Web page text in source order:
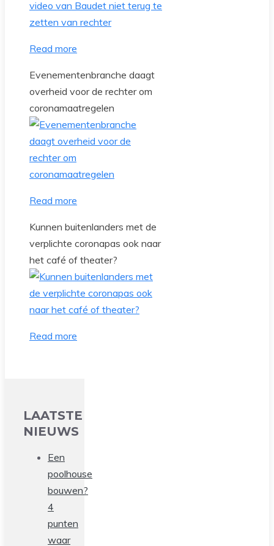
Read more
Evenementenbranche daagt
overheid voor de rechter om
coronamaatregelen
Read more
Kunnen buitenlanders met de
verplichte coronapas ook naar
het café of theater?
Read more
LAATSTE
NIEUWS
Een
poolhouse
bouwen?
4
punten
waar